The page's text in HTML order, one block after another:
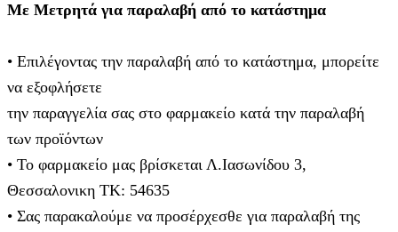
Με Μετρητά για παραλαβή από το κατάστημα
• Επιλέγοντας την παραλαβή από το κατάστημα, μπορείτε
να εξοφλήσετε
την παραγγελία σας στο φαρμακείο κατά την παραλαβή
των προϊόντων
• Το φαρμακείο μας βρίσκεται Λ.Ιασωνίδου 3,
Θεσσαλονικη ΤΚ: 54635
• Σας παρακαλούμε να προσέρχεσθε για παραλαβή της